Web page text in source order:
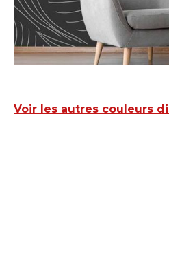
Voir les autres couleurs